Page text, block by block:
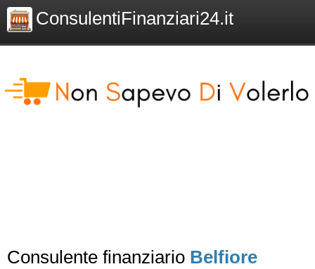
ConsulentiFinanziari24.it
Consulente finanziario Belfiore